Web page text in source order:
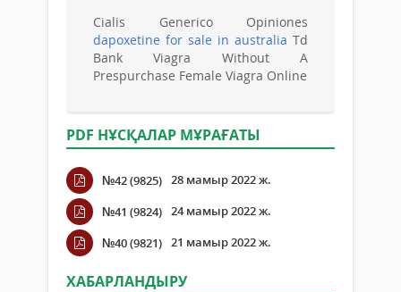
Cialis Generico Opiniones
dapoxetine for sale in australia Td
Bank Viagra Without A
Prespurchase Female Viagra Online
PDF НҰСҚАЛАР МҰРАҒАТЫ
№42 (9825) 28 мамыр 2022 ж.
№41 (9824) 24 мамыр 2022 ж.
№40 (9821) 21 мамыр 2022 ж.
ХАБАРЛАНДЫРУ